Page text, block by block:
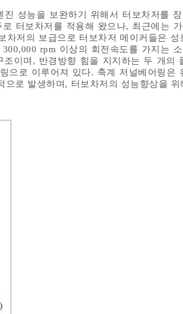
성능을 보완하기 위해서 터보차저를
터보차저를 적용해 왔으나, 최근에는 가
저의 보급으로 터보차저 메이커들은 성
rpm 이상의 회전속도를 가지는
이며, 반경방향 힘을 지지하는 두 개의
으로 이루어져 있다. 축계 저널베어링은
로 발생하며, 터보차저의 성능향상을 위